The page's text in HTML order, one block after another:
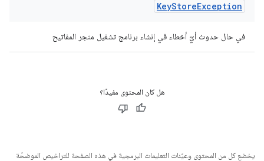
KeyStoreException
في حال حدوث أيّ أخطاء في إنشاء برنامج تشغيل متجر المفاتيح
هل كان المحتوى مفيدًا؟
يخضع كل من المحتوى وعيّنات التعليمات البرمجية في هذه الصفحة للتراخيص الموضحّة